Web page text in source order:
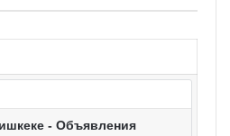
- Объявления